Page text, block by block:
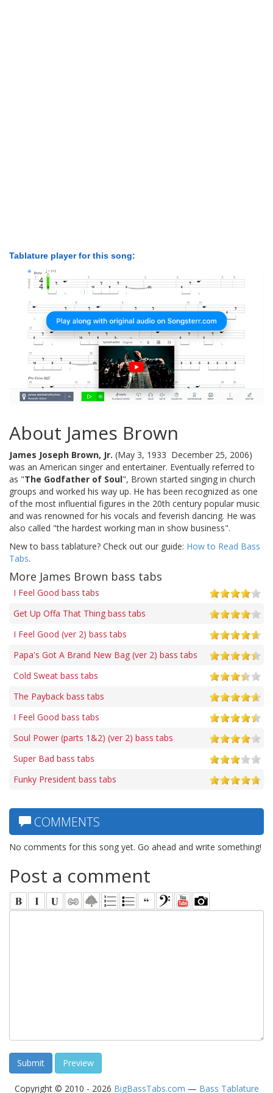
Tablature player for this song:
About James Brown
James Joseph Brown, Jr. (May 3, 1933  December 25, 2006)
was an American singer and entertainer. Eventually referred to
as "The Godfather of Soul", Brown started singing in church
groups and worked his way up. He has been recognized as one
of the most influential figures in the 20th century popular music
and was renowned for his vocals and feverish dancing. He was
also called "the hardest working man in show business".
New to bass tablature? Check out our guide: How to Read Bass
Tabs.
More James Brown bass tabs
I Feel Good bass tabs
Get Up Offa That Thing bass tabs
I Feel Good (ver 2) bass tabs
Papa's Got A Brand New Bag (ver 2) bass tabs
Cold Sweat bass tabs
The Payback bass tabs
I Feel Good bass tabs
Soul Power (parts 1&2) (ver 2) bass tabs
Super Bad bass tabs
Funky President bass tabs
COMMENTS
No comments for this song yet. Go ahead and write something!
Post a comment
Copyright © 2010 - 2026 BigBassTabs.com — Bass Tablature